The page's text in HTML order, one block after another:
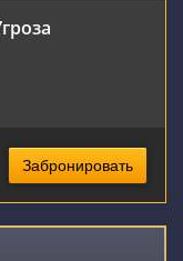
Забронировать